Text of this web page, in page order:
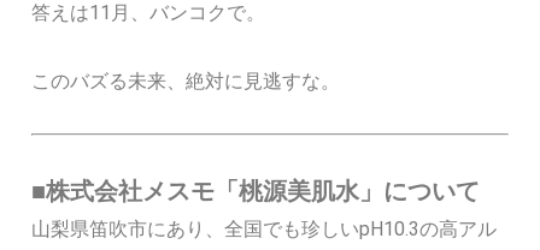
答えは11月、バンコクで。
このバズる未来、絶対に見逃すな。
■株式会社メスモ「桃源美肌水」について
山梨県笛吹市にあり、全国でも珍しいpH10.3の高アル